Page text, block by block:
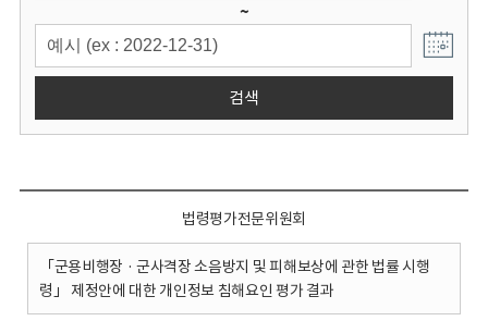
~
검색
법령평가전문위원회
「군용비행장 · 군사격장 소음방지 및 피해보상에 관한 법률 시행
령」 제정안에 대한 개인정보 침해요인 평가 결과